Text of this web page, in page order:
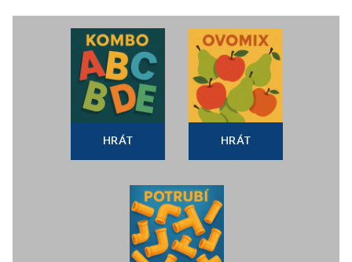
HRÁT HRÁT